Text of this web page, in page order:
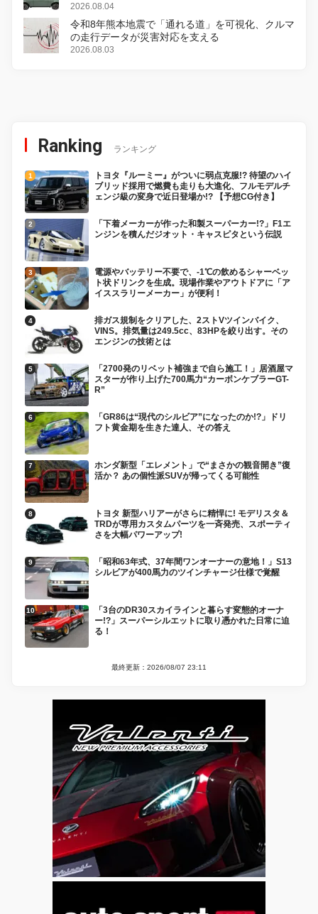
2026.08.04
令和8年熊本地震で「通れる道」を可視化、クルマ
の走行データが災害対応を支える
2026.08.03
Ranking ランキング
トヨタ『ルーミー』がついに弱点克服!? 待望のハイ
ブリッド採用で燃費も走りも大進化、フルモデルチ
ェンジ級の変身で近日登場か!? 【予想CG付き】
「下着メーカーが作った和製スーパーカー!?」F1エ
ンジンを積んだジオット・キャスピタという伝説
電源やバッテリー不要で、-1℃の飲めるシャーベッ
ト状ドリンクを生成。現場作業やアウトドアに「ア
イススラリーメーカー」が便利！
排ガス規制をクリアした、2ストVツインバイク、
VINS。排気量は249.5cc、83HPを絞り出す。その
エンジンの技術とは
「2700発のリベット補強まで自ら施工！」居酒屋マ
スターが作り上げた700馬力“カーボンケブラーGT-
R”
「GR86は“現代のシルビア”になったのか!?」ドリ
フト黄金期を生きた達人、その答え
ホンダ新型「エレメント」で“まさかの観音開き”復
活か？ あの個性派SUVが帰ってくる可能性
トヨタ 新型ハリアーがさらに精悍に! モデリスタ＆
TRDが専用カスタムパーツを一斉発売、スポーティ
さを大幅パワーアップ!
「昭和63年式、37年間ワンオーナーの意地！」S13
シルビアが400馬力のツインチャージ仕様で覚醒
「3台のDR30スカイラインと暮らす変態的オーナ
ー!?」スーパーシルエットに取り憑かれた日常に迫
る！
最終更新：2026/08/07 23:11